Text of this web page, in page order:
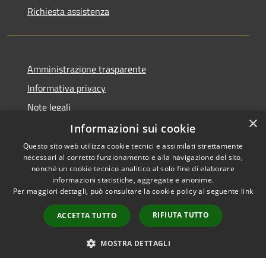
Richiesta assistenza
Amministrazione trasparente
Informativa privacy
Note legali
Dichiarazione di accessibilità
RSS
Accessibilità
Copyright © 2026 • Comune di
byMunicipium
Accesso
redazione
×
Informazioni sui cookie
Questo sito web utilizza cookie tecnici e assimilati strettamente
necessari al corretto funzionamento e alla navigazione del sito,
nonché un cookie tecnico analitico al solo fine di elaborare
informazioni statistiche, aggregate e anonime.
Per maggiori dettagli, può consultare la cookie policy al seguente link
ACCETTA TUTTO RIFIUTA TUTTO
MOSTRA DETTAGLI